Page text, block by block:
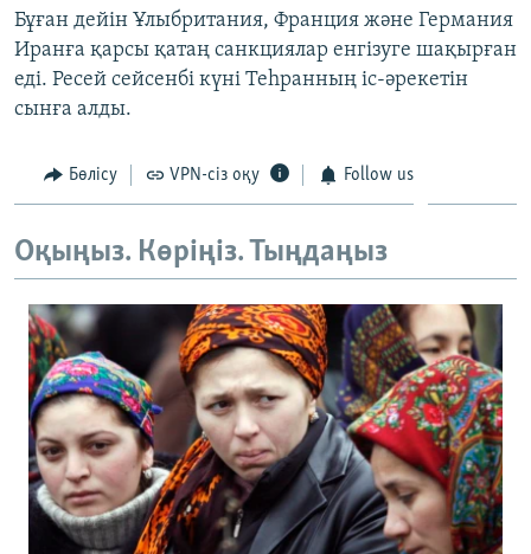
Бұған дейін Ұлыбритания, Франция және Германия
Иранға қарсы қатаң санкциялар енгізуге шақырған
еді. Ресей сейсенбі күні Теһранның іс-әрекетін
сынға алды.
Бөлісу VPN-сіз оқу Follow us
Оқыңыз. Көріңіз. Тыңдаңыз